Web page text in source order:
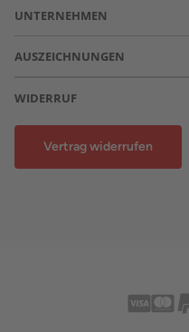
UNTERNEHMEN
AUSZEICHNUNGEN
WIDERRUF
Vertrag widerrufen